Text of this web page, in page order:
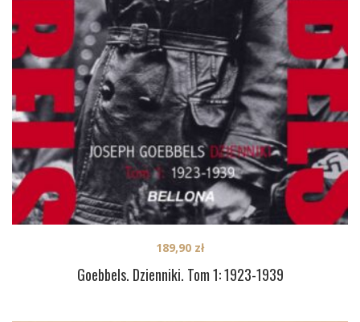
Goebbels. Dzienniki. Tom 1: 1923-1939
189,90 zł